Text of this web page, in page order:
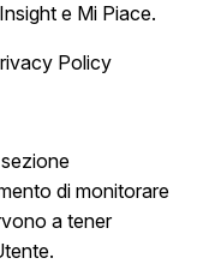
e Mi Piace.
Policy
di monitorare
a tener